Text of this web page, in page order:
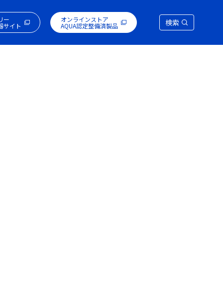
ー
サイト
オンラインストア
AQUA認定整備済製品 検索